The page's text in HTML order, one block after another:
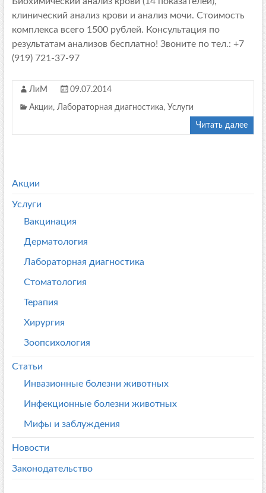
клинический анализ крови и анализ мочи. Стоимость
комплекса всего 1500 рублей. Консультация по
результатам анализов бесплатно! Звоните по тел.: +7
(919) 721-37-97
ЛиМ 09.07.2014
Акции, Лабораторная диагностика, Услуги
Читать далее
Акции
Услуги
Вакцинация
Дерматология
Лабораторная диагностика
Стоматология
Терапия
Хирургия
Зоопсихология
Статьи
Инвазионные болезни животных
Инфекционные болезни животных
Мифы и заблуждения
Новости
Законодательство